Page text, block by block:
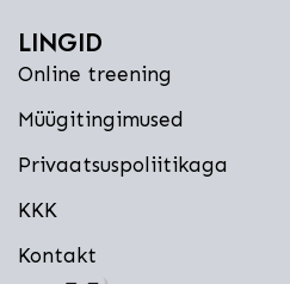
LINGID
Online treening
Müügitingimused
Privaatsuspoliitikaga
KKK
Kontakt